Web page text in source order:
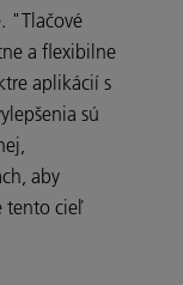
"Tlačové
a flexibilne
aplikácií s
sú
aby
tento cieľ